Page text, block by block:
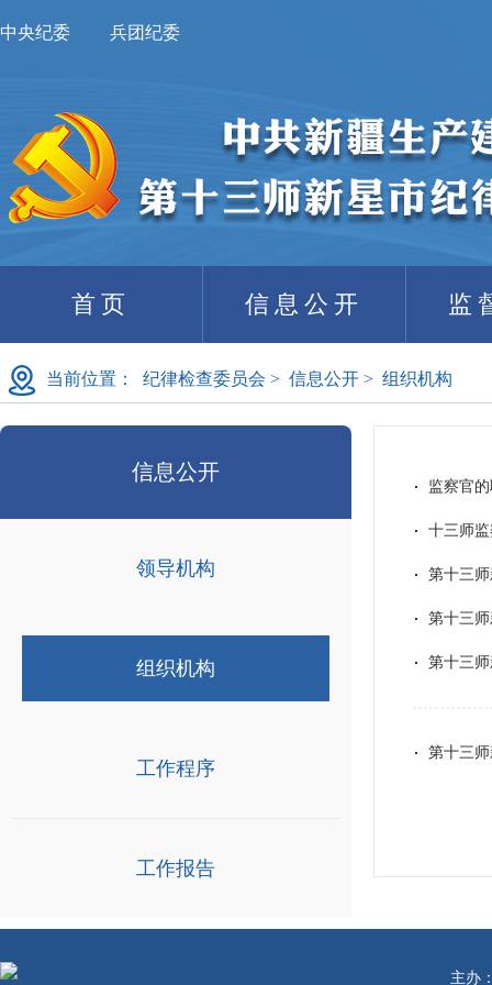
中央纪委 兵团纪委
首页 信息公开 监
当前位置： 纪律检查委员会 > 信息公开 > 组织机构
信息公开
领导机构
组织机构
工作程序
工作报告
监察官
十三师
第十三
第十三
第十三
第十三
主办